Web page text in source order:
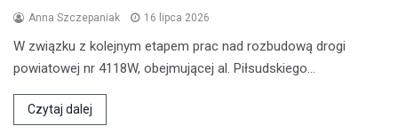
Anna Szczepaniak 16 lipca 2026
W związku z kolejnym etapem prac nad rozbudową drogi
powiatowej nr 4118W, obejmującej al. Piłsudskiego…
Czytaj dalej